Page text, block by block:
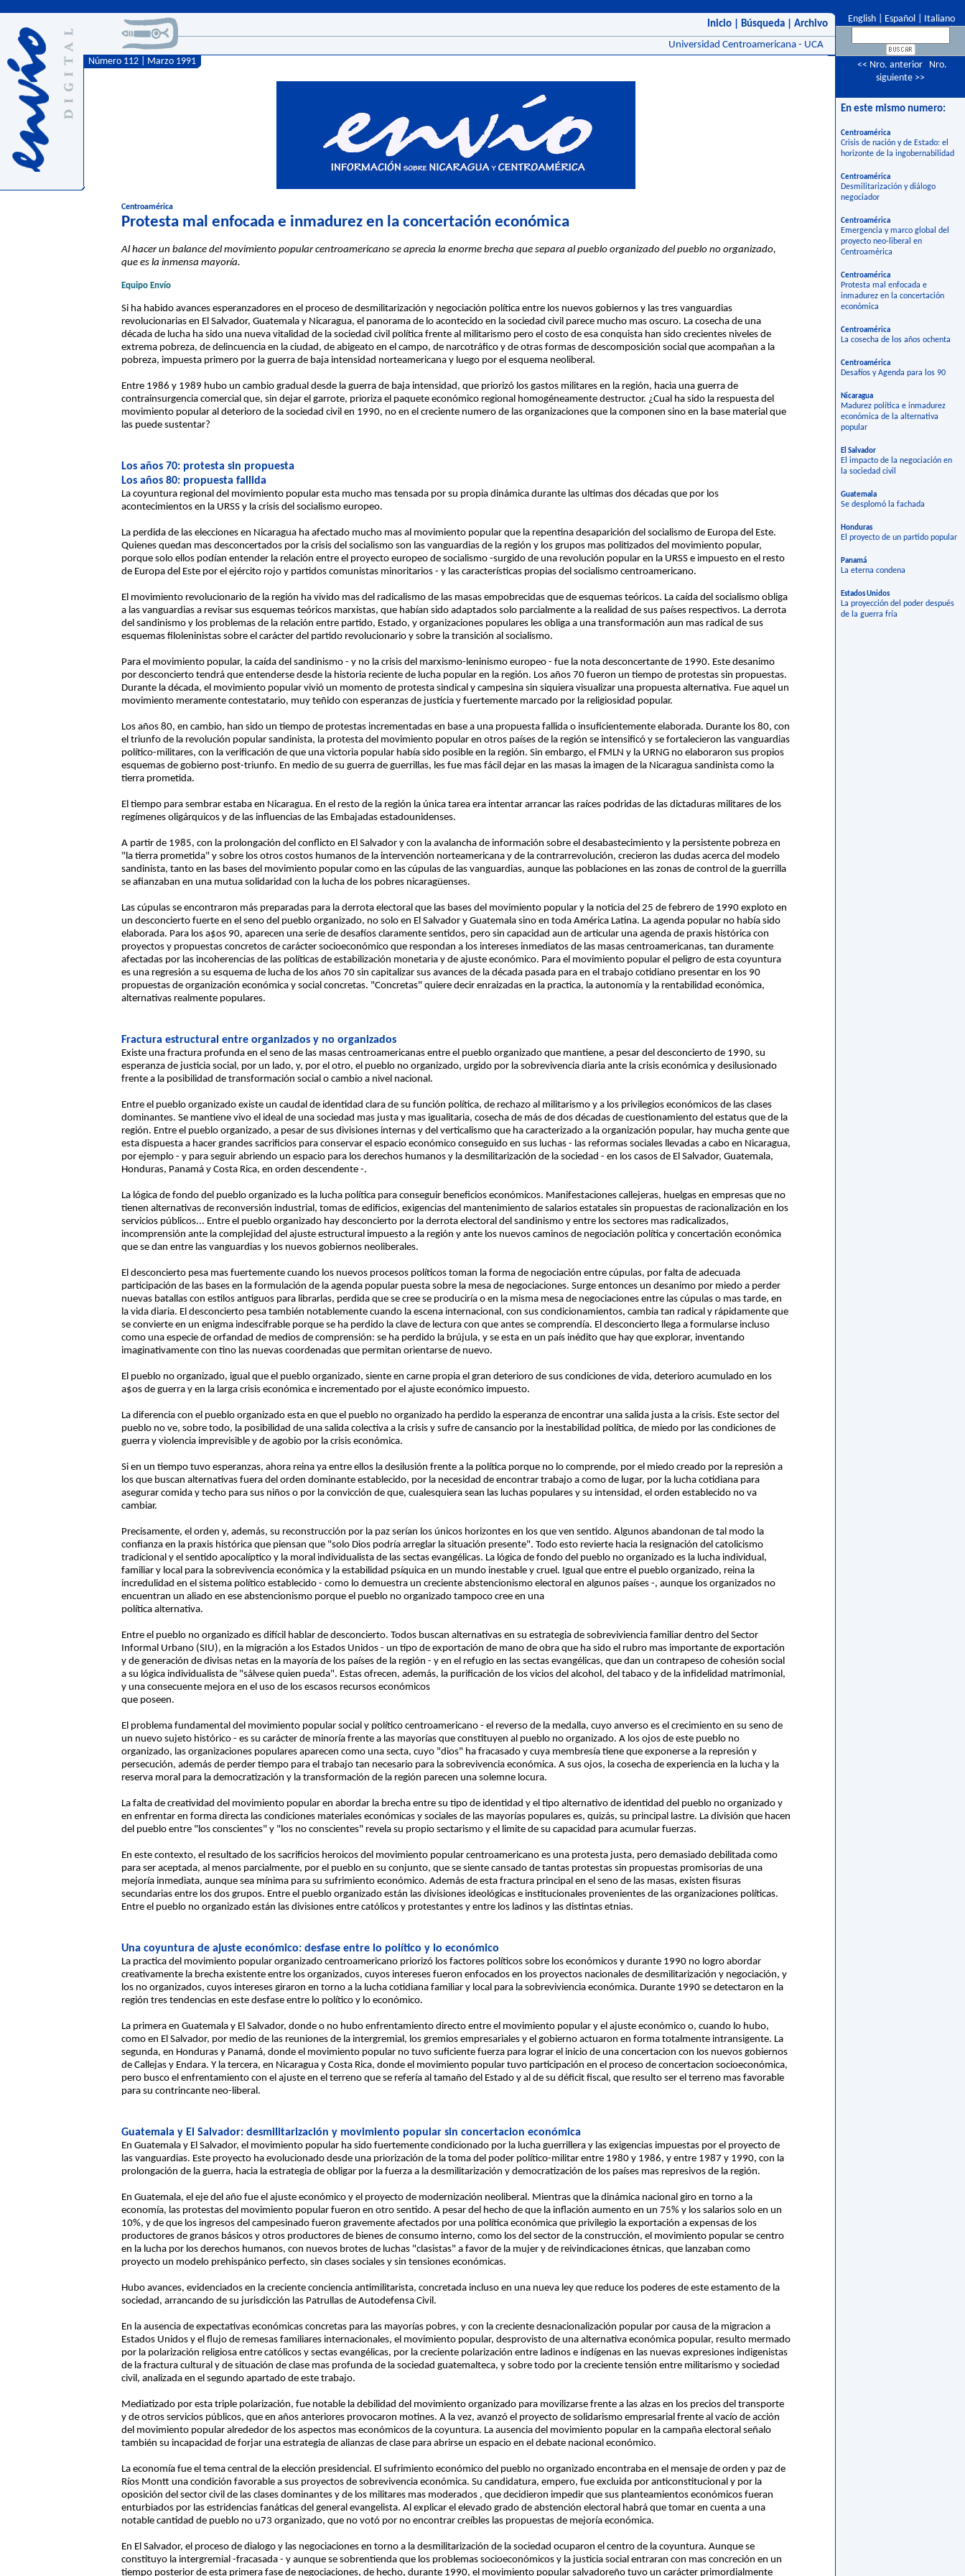
Inicio Búsqueda
Archivo
Universidad Centroamericana - UCA
Número 112 | Marzo 1991
Centroamérica
Protesta mal enfocada e inmadurez en la concertación económica
Al hacer un balance del movimiento popular centroamericano se aprecia la enorme brecha que separa al pueblo organizado del pueblo no organizado,
que es la inmensa mayoría.
Equipo Envío
Si ha habido avances esperanzadores en el proceso de desmilitarización y negociación política entre los nuevos gobiernos y las tres vanguardias
revolucionarias en El Salvador, Guatemala y Nicaragua, el panorama de lo acontecido en la sociedad civil parece mucho mas oscuro. La cosecha de una
década de lucha ha sido una nueva vitalidad de la sociedad civil política frente al militarismo pero el costo de esa conquista han sido crecientes niveles de
extrema pobreza, de delincuencia en la ciudad, de abigeato en el campo, de narcotráfico y de otras formas de descomposición social que acompañan a la
pobreza, impuesta primero por la guerra de baja intensidad norteamericana y luego por el esquema neoliberal.
Entre 1986 y 1989 hubo un cambio gradual desde la guerra de baja intensidad, que priorizó los gastos militares en la región, hacia una guerra de
contrainsurgencia comercial que, sin dejar el garrote, prioriza el paquete económico regional homogéneamente destructor. ¿Cual ha sido la respuesta del
movimiento popular al deterioro de la sociedad civil en 1990, no en el creciente numero de las organizaciones que la componen sino en la base material que
las puede sustentar?
Los años 70: protesta sin propuesta
Los años 80: propuesta fallida
La coyuntura regional del movimiento popular esta mucho mas tensada por su propia dinámica durante las ultimas dos décadas que por los
acontecimientos en la URSS y la crisis del socialismo europeo.
La perdida de las elecciones en Nicaragua ha afectado mucho mas al movimiento popular que la repentina desaparición del socialismo de Europa del Este.
Quienes quedan mas desconcertados por la crisis del socialismo son las vanguardias de la región y los grupos mas politizados del movimiento popular,
porque solo ellos podían entender la relación entre el proyecto europeo de socialismo -surgido de una revolución popular en la URSS e impuesto en el resto
de Europa del Este por el ejército rojo y partidos comunistas minoritarios - y las características propias del socialismo centroamericano.
El movimiento revolucionario de la región ha vivido mas del radicalismo de las masas empobrecidas que de esquemas teóricos. La caída del socialismo obliga
a las vanguardias a revisar sus esquemas teóricos marxistas, que habían sido adaptados solo parcialmente a la realidad de sus países respectivos. La derrota
del sandinismo y los problemas de la relación entre partido, Estado, y organizaciones populares les obliga a una transformación aun mas radical de sus
esquemas filoleninistas sobre el carácter del partido revolucionario y sobre la transición al socialismo.
Para el movimiento popular, la caída del sandinismo - y no la crisis del marxismo-leninismo europeo - fue la nota desconcertante de 1990. Este desanimo
por desconcierto tendrá que entenderse desde la historia reciente de lucha popular en la región. Los años 70 fueron un tiempo de protestas sin propuestas.
Durante la década, el movimiento popular vivió un momento de protesta sindical y campesina sin siquiera visualizar una propuesta alternativa. Fue aquel un
movimiento meramente contestatario, muy teñido con esperanzas de justicia y fuertemente marcado por la religiosidad popular.
Los años 80, en cambio, han sido un tiempo de protestas incrementadas en base a una propuesta fallida o insuficientemente elaborada. Durante los 80, con
el triunfo de la revolución popular sandinista, la protesta del movimiento popular en otros países de la región se intensificó y se fortalecieron las vanguardias
político-militares, con la verificación de que una victoria popular había sido posible en la región. Sin embargo, el FMLN y la URNG no elaboraron sus propios
esquemas de gobierno post-triunfo. En medio de su guerra de guerrillas, les fue mas fácil dejar en las masas la imagen de la Nicaragua sandinista como la
tierra prometida.
El tiempo para sembrar estaba en Nicaragua. En el resto de la región la única tarea era intentar arrancar las raíces podridas de las dictaduras militares de los
regímenes oligárquicos y de las influencias de las Embajadas estadounidenses.
A partir de 1985, con la prolongación del conflicto en El Salvador y con la avalancha de información sobre el desabastecimiento y la persistente pobreza en
"la tierra prometida" y sobre los otros costos humanos de la intervención norteamericana y de la contrarrevolución, crecieron las dudas acerca del modelo
sandinista, tanto en las bases del movimiento popular como en las cúpulas de las vanguardias, aunque las poblaciones en las zonas de control de la guerrilla
se afianzaban en una mutua solidaridad con la lucha de los pobres nicaragüenses.
Las cúpulas se encontraron más preparadas para la derrota electoral que las bases del movimiento popular y la noticia del 25 de febrero de 1990 exploto en
un desconcierto fuerte en el seno del pueblo organizado, no solo en El Salvador y Guatemala sino en toda América Latina. La agenda popular no había sido
elaborada. Para los a$os 90, aparecen una serie de desafíos claramente sentidos, pero sin capacidad aun de articular una agenda de praxis histórica con
proyectos y propuestas concretos de carácter socioeconómico que respondan a los intereses inmediatos de las masas centroamericanas, tan duramente
afectadas por las incoherencias de las políticas de estabilización monetaria y de ajuste económico. Para el movimiento popular el peligro de esta coyuntura
es una regresión a su esquema de lucha de los años 70 sin capitalizar sus avances de la década pasada para en el trabajo cotidiano presentar en los 90
propuestas de organización económica y social concretas. "Concretas" quiere decir enraizadas en la practica, la autonomía y la rentabilidad económica,
alternativas realmente populares.
Fractura estructural entre organizados y no organizados
Existe una fractura profunda en el seno de las masas centroamericanas entre el pueblo organizado que mantiene, a pesar del desconcierto de 1990, su
esperanza de justicia social, por un lado, y, por el otro, el pueblo no organizado, urgido por la sobrevivencia diaria ante la crisis económica y desilusionado
frente a la posibilidad de transformación social o cambio a nivel nacional.
Entre el pueblo organizado existe un caudal de identidad clara de su función política, de rechazo al militarismo y a los privilegios económicos de las clases
dominantes. Se mantiene vivo el ideal de una sociedad mas justa y mas igualitaria, cosecha de más de dos décadas de cuestionamiento del estatus que de la
región. Entre el pueblo organizado, a pesar de sus divisiones internas y del verticalismo que ha caracterizado a la organización popular, hay mucha gente que
esta dispuesta a hacer grandes sacrificios para conservar el espacio económico conseguido en sus luchas - las reformas sociales llevadas a cabo en Nicaragua,
por ejemplo - y para seguir abriendo un espacio para los derechos humanos y la desmilitarización de la sociedad - en los casos de El Salvador, Guatemala,
Honduras, Panamá y Costa Rica, en orden descendente -.
La lógica de fondo del pueblo organizado es la lucha política para conseguir beneficios económicos. Manifestaciones callejeras, huelgas en empresas que no
tienen alternativas de reconversión industrial, tomas de edificios, exigencias del mantenimiento de salarios estatales sin propuestas de racionalización en los
servicios públicos... Entre el pueblo organizado hay desconcierto por la derrota electoral del sandinismo y entre los sectores mas radicalizados,
incomprensión ante la complejidad del ajuste estructural impuesto a la región y ante los nuevos caminos de negociación política y concertación económica
que se dan entre las vanguardias y los nuevos gobiernos neoliberales.
El desconcierto pesa mas fuertemente cuando los nuevos procesos políticos toman la forma de negociación entre cúpulas, por falta de adecuada
participación de las bases en la formulación de la agenda popular puesta sobre la mesa de negociaciones. Surge entonces un desanimo por miedo a perder
nuevas batallas con estilos antiguos para librarlas, perdida que se cree se produciría o en la misma mesa de negociaciones entre las cúpulas o mas tarde, en
la vida diaria. El desconcierto pesa también notablemente cuando la escena internacional, con sus condicionamientos, cambia tan radical y rápidamente que
se convierte en un enigma indescifrable porque se ha perdido la clave de lectura con que antes se comprendía. El desconcierto llega a formularse incluso
como una especie de orfandad de medios de comprensión: se ha perdido la brújula, y se esta en un país inédito que hay que explorar, inventando
imaginativamente con tino las nuevas coordenadas que permitan orientarse de nuevo.
El pueblo no organizado, igual que el pueblo organizado, siente en carne propia el gran deterioro de sus condiciones de vida, deterioro acumulado en los
a$os de guerra y en la larga crisis económica e incrementado por el ajuste económico impuesto.
La diferencia con el pueblo organizado esta en que el pueblo no organizado ha perdido la esperanza de encontrar una salida justa a la crisis. Este sector del
pueblo no ve, sobre todo, la posibilidad de una salida colectiva a la crisis y sufre de cansancio por la inestabilidad política, de miedo por las condiciones de
guerra y violencia imprevisible y de agobio por la crisis económica.
Si en un tiempo tuvo esperanzas, ahora reina ya entre ellos la desilusión frente a la política porque no lo comprende, por el miedo creado por la represión a
los que buscan alternativas fuera del orden dominante establecido, por la necesidad de encontrar trabajo a como de lugar, por la lucha cotidiana para
asegurar comida y techo para sus niños o por la convicción de que, cualesquiera sean las luchas populares y su intensidad, el orden establecido no va
cambiar.
Precisamente, el orden y, además, su reconstrucción por la paz serían los únicos horizontes en los que ven sentido. Algunos abandonan de tal modo la
confianza en la praxis histórica que piensan que "solo Dios podría arreglar la situación presente". Todo esto revierte hacia la resignación del catolicismo
tradicional y el sentido apocalíptico y la moral individualista de las sectas evangélicas. La lógica de fondo del pueblo no organizado es la lucha individual,
familiar y local para la sobrevivencia económica y la estabilidad psíquica en un mundo inestable y cruel. Igual que entre el pueblo organizado, reina la
incredulidad en el sistema político establecido - como lo demuestra un creciente abstencionismo electoral en algunos países -, aunque los organizados no
encuentran un aliado en ese abstencionismo porque el pueblo no organizado tampoco cree en una
política alternativa.
Entre el pueblo no organizado es difícil hablar de desconcierto. Todos buscan alternativas en su estrategia de sobreviviencia familiar dentro del Sector
Informal Urbano (SIU), en la migración a los Estados Unidos - un tipo de exportación de mano de obra que ha sido el rubro mas importante de exportación
y de generación de divisas netas en la mayoría de los países de la región - y en el refugio en las sectas evangélicas, que dan un contrapeso de cohesión social
a su lógica individualista de "sálvese quien pueda". Estas ofrecen, además, la purificación de los vicios del alcohol, del tabaco y de la infidelidad matrimonial,
y una consecuente mejora en el uso de los escasos recursos económicos
que poseen.
El problema fundamental del movimiento popular social y político centroamericano - el reverso de la medalla, cuyo anverso es el crecimiento en su seno de
un nuevo sujeto histórico - es su carácter de minoría frente a las mayorías que constituyen al pueblo no organizado. A los ojos de este pueblo no
organizado, las organizaciones populares aparecen como una secta, cuyo "dios" ha fracasado y cuya membresía tiene que exponerse a la represión y
persecución, además de perder tiempo para el trabajo tan necesario para la sobrevivencia económica. A sus ojos, la cosecha de experiencia en la lucha y la
reserva moral para la democratización y la transformación de la región parecen una solemne locura.
La falta de creatividad del movimiento popular en abordar la brecha entre su tipo de identidad y el tipo alternativo de identidad del pueblo no organizado y
en enfrentar en forma directa las condiciones materiales económicas y sociales de las mayorías populares es, quizás, su principal lastre. La división que hacen
del pueblo entre "los conscientes" y "los no conscientes" revela su propio sectarismo y el limite de su capacidad para acumular fuerzas.
En este contexto, el resultado de los sacrificios heroicos del movimiento popular centroamericano es una protesta justa, pero demasiado debilitada como
para ser aceptada, al menos parcialmente, por el pueblo en su conjunto, que se siente cansado de tantas protestas sin propuestas promisorias de una
mejoría inmediata, aunque sea mínima para su sufrimiento económico. Además de esta fractura principal en el seno de las masas, existen fisuras
secundarias entre los dos grupos. Entre el pueblo organizado están las divisiones ideológicas e institucionales provenientes de las organizaciones políticas.
Entre el pueblo no organizado están las divisiones entre católicos y protestantes y entre los ladinos y las distintas etnias.
Una coyuntura de ajuste económico: desfase entre lo político y lo económico
La practica del movimiento popular organizado centroamericano priorizó los factores políticos sobre los económicos y durante 1990 no logro abordar
creativamente la brecha existente entre los organizados, cuyos intereses fueron enfocados en los proyectos nacionales de desmilitarización y negociación, y
los no organizados, cuyos intereses giraron en torno a la lucha cotidiana familiar y local para la sobreviviencia económica. Durante 1990 se detectaron en la
región tres tendencias en este desfase entre lo político y lo económico.
La primera en Guatemala y El Salvador, donde o no hubo enfrentamiento directo entre el movimiento popular y el ajuste económico o, cuando lo hubo,
como en El Salvador, por medio de las reuniones de la intergremial, los gremios empresariales y el gobierno actuaron en forma totalmente intransigente. La
segunda, en Honduras y Panamá, donde el movimiento popular no tuvo suficiente fuerza para lograr el inicio de una concertacion con los nuevos gobiernos
de Callejas y Endara. Y la tercera, en Nicaragua y Costa Rica, donde el movimiento popular tuvo participación en el proceso de concertacion socioeconómica,
pero busco el enfrentamiento con el ajuste en el terreno que se refería al tamaño del Estado y al de su déficit fiscal, que resulto ser el terreno mas favorable
para su contrincante neo-liberal.
Guatemala y El Salvador: desmilitarización y movimiento popular sin concertacion económica
En Guatemala y El Salvador, el movimiento popular ha sido fuertemente condicionado por la lucha guerrillera y las exigencias impuestas por el proyecto de
las vanguardias. Este proyecto ha evolucionado desde una priorización de la toma del poder político-militar entre 1980 y 1986, y entre 1987 y 1990, con la
prolongación de la guerra, hacia la estrategia de obligar por la fuerza a la desmilitarización y democratización de los países mas represivos de la región.
En Guatemala, el eje del año fue el ajuste económico y el proyecto de modernización neoliberal. Mientras que la dinámica nacional giro en torno a la
economía, las protestas del movimiento popular fueron en otro sentido. A pesar del hecho de que la inflación aumento en un 75% y los salarios solo en un
10%, y de que los ingresos del campesinado fueron gravemente afectados por una política económica que privilegio la exportación a expensas de los
productores de granos básicos y otros productores de bienes de consumo interno, como los del sector de la construcción, el movimiento popular se centro
en la lucha por los derechos humanos, con nuevos brotes de luchas "clasistas" a favor de la mujer y de reivindicaciones étnicas, que lanzaban como
proyecto un modelo prehispánico perfecto, sin clases sociales y sin tensiones económicas.
Hubo avances, evidenciados en la creciente conciencia antimilitarista, concretada incluso en una nueva ley que reduce los poderes de este estamento de la
sociedad, arrancando de su jurisdicción las Patrullas de Autodefensa Civil.
En la ausencia de expectativas económicas concretas para las mayorías pobres, y con la creciente desnacionalización popular por causa de la migracion a
Estados Unidos y el flujo de remesas familiares internacionales, el movimiento popular, desprovisto de una alternativa económica popular, resulto mermado
por la polarización religiosa entre católicos y sectas evangélicas, por la creciente polarización entre ladinos e indígenas en las nuevas expresiones indigenistas
de la fractura cultural y de situación de clase mas profunda de la sociedad guatemalteca, y sobre todo por la creciente tensión entre militarismo y sociedad
civil, analizada en el segundo apartado de este trabajo.
Mediatizado por esta triple polarización, fue notable la debilidad del movimiento organizado para movilizarse frente a las alzas en los precios del transporte
y de otros servicios públicos, que en años anteriores provocaron motines. A la vez, avanzó el proyecto de solidarismo empresarial frente al vacío de acción
del movimiento popular alrededor de los aspectos mas económicos de la coyuntura. La ausencia del movimiento popular en la campaña electoral señalo
también su incapacidad de forjar una estrategia de alianzas de clase para abrirse un espacio en el debate nacional económico.
La economía fue el tema central de la elección presidencial. El sufrimiento económico del pueblo no organizado encontraba en el mensaje de orden y paz de
Ríos Montt una condición favorable a sus proyectos de sobrevivencia económica. Su candidatura, empero, fue excluida por anticonstitucional y por la
oposición del sector civil de las clases dominantes y de los militares mas moderados , que decidieron impedir que sus planteamientos económicos fueran
enturbiados por las estridencias fanáticas del general evangelista. Al explicar el elevado grado de abstención electoral habrá que tomar en cuenta a una
notable cantidad de pueblo no u73 organizado, que no votó por no encontrar creíbles las propuestas de mejoría económica.
En El Salvador, el proceso de dialogo y las negociaciones en torno a la desmilitarización de la sociedad ocuparon el centro de la coyuntura. Aunque se
constituyo la intergremial -fracasada - y aunque se sobrentienda que los problemas socioeconómicos y la justicia social entraran con mas concreción en un
tiempo posterior de esta primera fase de negociaciones, de hecho, durante 1990, el movimiento popular salvadoreño tuvo un carácter primordialmente
English Español Italiano
<< Nro. anterior
Nro.
siguiente >>
En este mismo numero:
Centroamérica
Crisis de nación y de Estado: el
horizonte de la ingobernabilidad
Centroamérica
Desmilitarización y diálogo
negociador
Centroamérica
Emergencia y marco global del
proyecto neo-liberal en
Centroamérica
Centroamérica
Protesta mal enfocada e
inmadurez en la concertación
económica
Centroamérica
La cosecha de los años ochenta
Centroamérica
Desafíos y Agenda para los 90
Nicaragua
Madurez política e inmadurez
económica de la alternativa
popular
El Salvador
El impacto de la negociación en
la sociedad civil
Guatemala
Se desplomó la fachada
Honduras
El proyecto de un partido popular
Panamá
La eterna condena
Estados Unidos
La proyección del poder después
de la guerra fría